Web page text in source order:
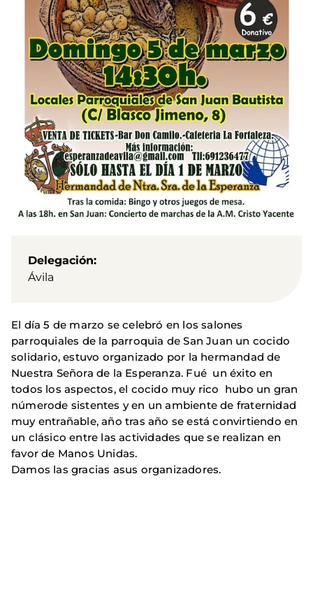
Delegación
Ávila
El día 5 de marzo se celebró en los salones
parroquiales de la parroquia de San Juan un cocido
solidario, estuvo organizado por la hermandad de
Nuestra Señora de la Esperanza. Fué un éxito en
todos los aspectos, el cocido muy rico hubo un gran
númerode sistentes y en un ambiente de fraternidad
muy entrañable, año tras año se está convirtiendo en
un clásico entre las actividades que se realizan en
favor de Manos Unidas.
Damos las gracias asus organizadores.